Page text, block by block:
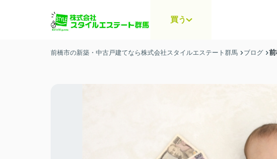
買う
前橋市の新築・中古戸建てなら株式会社スタイルエステート群馬 ブログ